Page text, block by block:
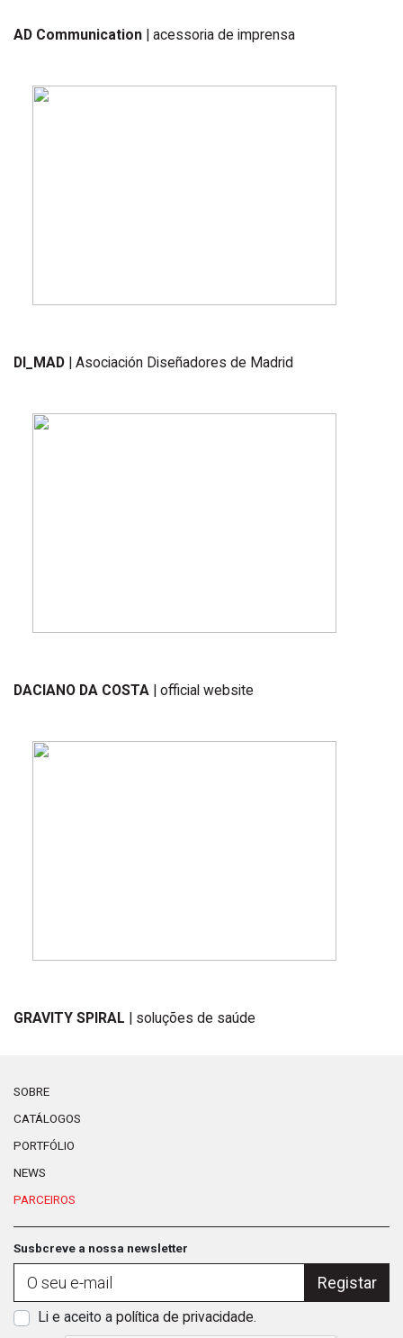
AD Communication | acessoria de imprensa
DI_MAD | Asociación Diseñadores de Madrid
DACIANO DA COSTA | official website
GRAVITY SPIRAL | soluções de saúde
SOBRE
CATÁLOGOS
PORTFÓLIO
NEWS
PARCEIROS
Susbcreve a nossa newsletter
Registar
Li e aceito a política de privacidade.